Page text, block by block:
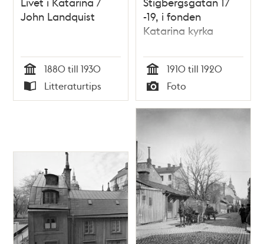
John Landquist
Tid
1880 till 1930
Typ
Litteraturtips
-19, i fonden
Katarina kyrka
Tid
1910 till 1920
Typ
Foto